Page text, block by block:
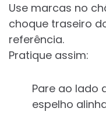
Use marcas no
choque traseiro
referência.
Pratique assim:
Pare ao lado
espelho